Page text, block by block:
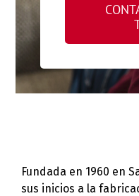
Fundada en 1960 en
sus inicios a la